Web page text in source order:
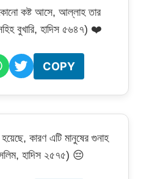
কষ্ট আসে, আল্লাহ তার
বুখারি, হাদিস ৫৬৪৭) ❤️
COPY
কারণ এটি মানুষের গুনাহ
হাদিস ২৫৭৫) 😔